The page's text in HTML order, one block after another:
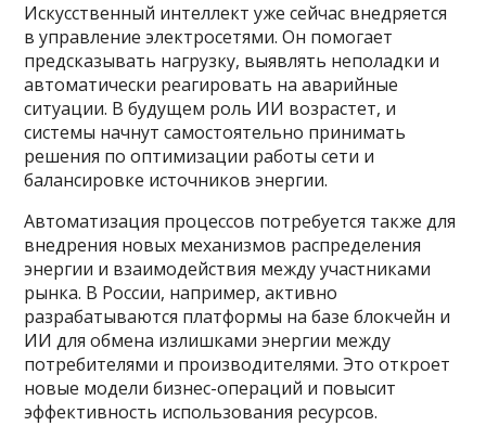
Искусственный интеллект уже сейчас внедряется
в управление электросетями. Он помогает
предсказывать нагрузку, выявлять неполадки и
автоматически реагировать на аварийные
ситуации. В будущем роль ИИ возрастет, и
системы начнут самостоятельно принимать
решения по оптимизации работы сети и
балансировке источников энергии.
Автоматизация процессов потребуется также для
внедрения новых механизмов распределения
энергии и взаимодействия между участниками
рынка. В России, например, активно
разрабатываются платформы на базе блокчейн и
ИИ для обмена излишками энергии между
потребителями и производителями. Это откроет
новые модели бизнес-операций и повысит
эффективность использования ресурсов.